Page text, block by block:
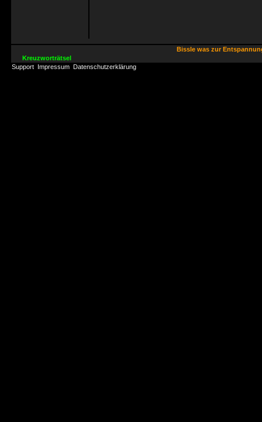
Bissle was zur
Kreuzworträtsel
Support Impressum Datenschutzerklärung